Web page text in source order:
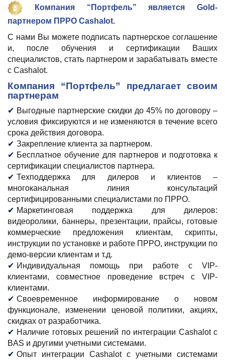
Компания “Портфель” является Gold-
партнером ПРРО Cashalot.
С нами Вы можете подписать партнерское соглашение
и, после обучения и сертификации Ваших
специалистов, стать партнером и зарабатывать вместе
с Cashalot.
Компания “Портфель” предлагает своим
партнерам
Выгодные партнерские скидки до 45% по договору –
условия фиксируются и не изменяются в течение всего
срока действия договора.
Закрепление клиента за партнером.
Бесплатное обучение для партнеров и подготовка к
сертификации специалистов партнера.
Техподдержка для дилеров и клиентов –
многоканальная линия консультаций
сертифицированными специалистами по ПРРО.
Маркетинговая поддержка для дилеров:
видеоролики, баннеры, презентации, прайсы, готовые
коммерческие предложения клиентам, скрипты,
инструкции по установке и работе ПРРО, инструкции по
демо-версии клиентам и т.д.
Индивидуальная помощь при работе с VIP-
клиентами, совместное проведение встреч с VIP-
клиентами.
Своевременное информирование о новом
функционале, изменении ценовой политики, акциях,
скидках от разработчика.
Наличие готовых решений по интеграции Cashalot с
BAS и другими учетными системами.
Опыт интеграции Cashalot с учетными системами